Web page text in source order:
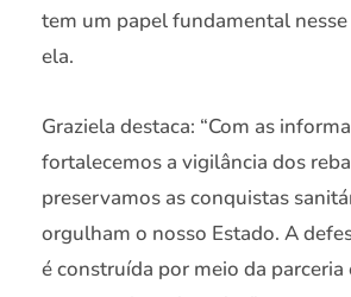
tem um papel fundamental
ela.
Graziela destaca: “Com as
fortalecemos a vigilância dos
preservamos as conquistas
orgulham o nosso Estado. A
é construída por meio da parceria